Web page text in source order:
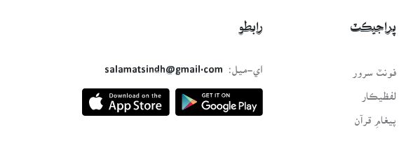
پراجيڪٽ
فونٽ سرور
لفظيڪار
پيغامِ قرآن
رابطو
اي-ميل:
salamatsindh@gmail.com